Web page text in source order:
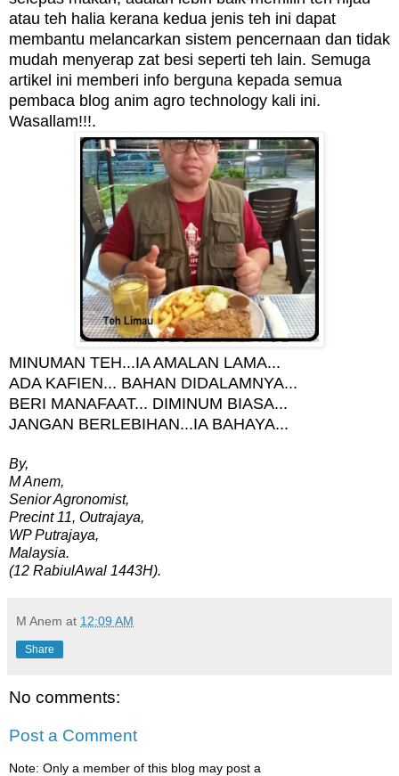
atau teh halia kerana kedua jenis teh ini dapat
membantu melancarkan sistem pencernaan dan tidak
mudah menyerap zat besi seperti teh lain. Semuga
artikel ini memberi info berguna kepada semua
pembaca blog anim agro technology kali ini.
Wasallam!!!.
MINUMAN TEH...IA AMALAN LAMA...
ADA KAFIEN... BAHAN DIDALAMNYA...
BERI MANAFAAT... DIMINUM BIASA...
JANGAN BERLEBIHAN...IA BAHAYA...
By,
M Anem,
Senior Agronomist,
Precint 11, Outrajaya,
WP Putrajaya,
Malaysia.
(12 RabiulAwal 1443H).
M Anem at 12:09 AM
Share
No comments:
Post a Comment
Note: Only a member of this blog may post a